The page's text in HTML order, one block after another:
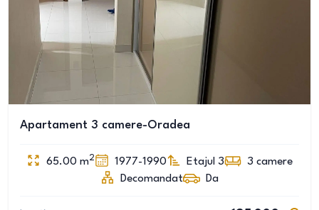
Apartament 3 camere-Oradea
65.00 m2 1977-1990 Etajul 3 3 camere
Decomandat
Da